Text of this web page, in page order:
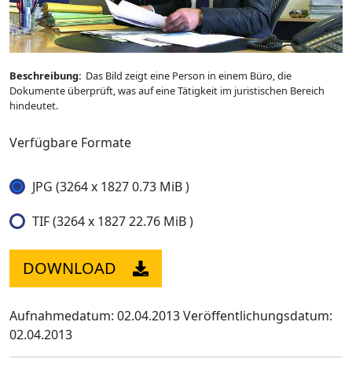
Beschreibung: Das Bild zeigt eine Person in einem Büro, die
Dokumente überprüft, was auf eine Tätigkeit im juristischen Bereich
hindeutet.
Verfügbare Formate
JPG (3264 x 1827 0.73 MiB )
TIF (3264 x 1827 22.76 MiB )
DOWNLOAD
Aufnahmedatum: 02.04.2013Veröffentlichungsdatum:
02.04.2013